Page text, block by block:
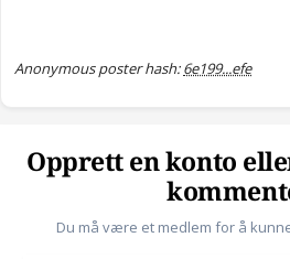
Anonymous poster hash:6e199...efe
Opprett en konto
Du må være et medlem for å